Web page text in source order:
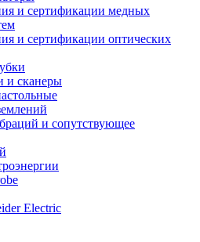
и сертификации медных
и сертификации оптических
и сканеры
и сопутствующее
Electric